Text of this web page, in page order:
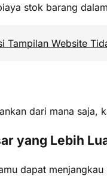
stok barang
Tampilan Website
dari mana saja,
yang Lebih
dapat